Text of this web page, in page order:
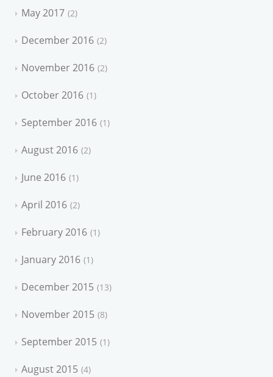
May 2017 2
December 2016 2
November 2016 2
October 2016 1
September 2016 1
August 2016 2
June 2016 1
April 2016 2
February 2016 1
January 2016 1
December 2015 13
November 2015 8
September 2015 1
August 2015 4